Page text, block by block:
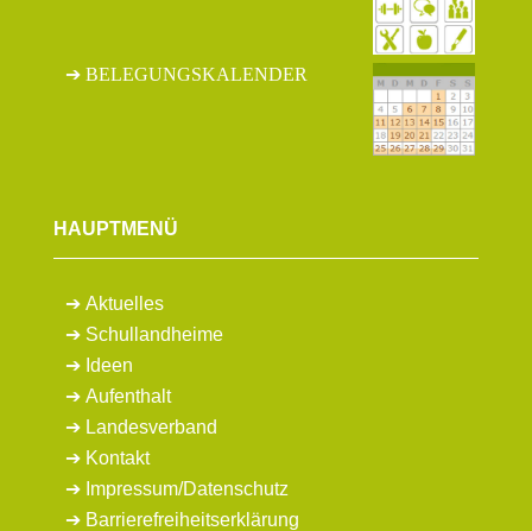
BELEGUNGSKALENDER
HAUPTMENÜ
Aktuelles
Schullandheime
Ideen
Aufenthalt
Landesverband
Kontakt
Impressum/Datenschutz
Barrierefreiheitserklärung